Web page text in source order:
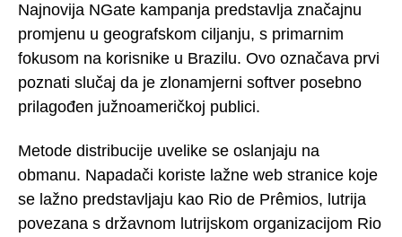
Najnovija NGate kampanja predstavlja značajnu
promjenu u geografskom ciljanju, s primarnim
fokusom na korisnike u Brazilu. Ovo označava prvi
poznati slučaj da je zlonamjerni softver posebno
prilagođen južnoameričkoj publici.
Metode distribucije uvelike se oslanjaju na
obmanu. Napadači koriste lažne web stranice koje
se lažno predstavljaju kao Rio de Prêmios, lutrija
povezana s državnom lutrijskom organizacijom Rio